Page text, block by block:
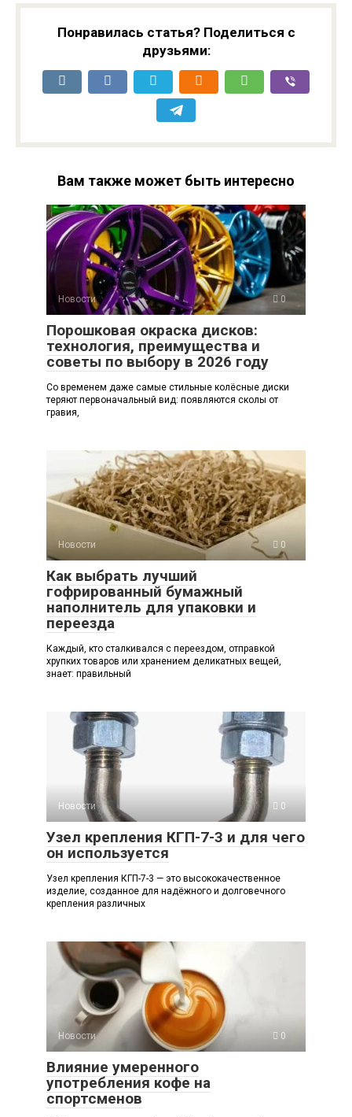
Понравилась статья? Поделиться с
друзьями:
Вам также может быть интересно
Новости 0
Порошковая окраска дисков:
технология, преимущества и
советы по выбору в 2026 году
Со временем даже самые стильные колёсные диски
теряют первоначальный вид: появляются сколы от
гравия,
Новости 0
Как выбрать лучший
гофрированный бумажный
наполнитель для упаковки и
переезда
Каждый, кто сталкивался с переездом, отправкой
хрупких товаров или хранением деликатных вещей,
знает: правильный
Новости 0
Узел крепления КГП-7-3 и для чего
он используется
Узел крепления КГП-7-3 — это высококачественное
изделие, созданное для надёжного и долговечного
крепления различных
Новости 0
Влияние умеренного
употребления кофе на
спортсменов